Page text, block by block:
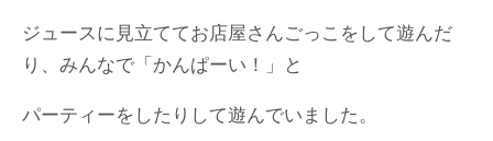
ジュースに見立ててお店屋さんごっこをして遊んだ
り、みんなで「かんぱーい！」と
パーティーをしたりして遊んでいました。